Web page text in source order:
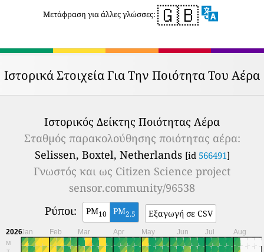
Μετάφραση για άλλες γλώσσες: 🇬🇧
Ιστορικά Στοιχεία Για Την Ποιότητα Του Αέρα
Ιστορικός Δείκτης Ποιότητας Αέρα
Σταθμός παρακολούθησης ποιότητας αέρα:
Selissen, Boxtel, Netherlands [id 566491]
Γνωστός και ως Citizen Science project
sensor.community/96538
Ρύποι:
PM10 PM2.5 Εξαγωγή σε CSV
2026
M
Jan Feb Mar Apr May Jun Jul Aug